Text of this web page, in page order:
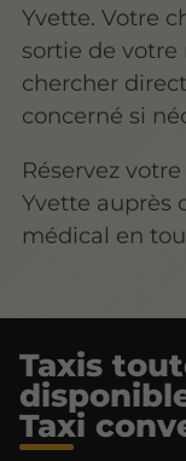
Yvette. Votre
sortie de votre
chercher
concerné si
Réservez
Yvette auprès
médical en
Taxis
Taxi